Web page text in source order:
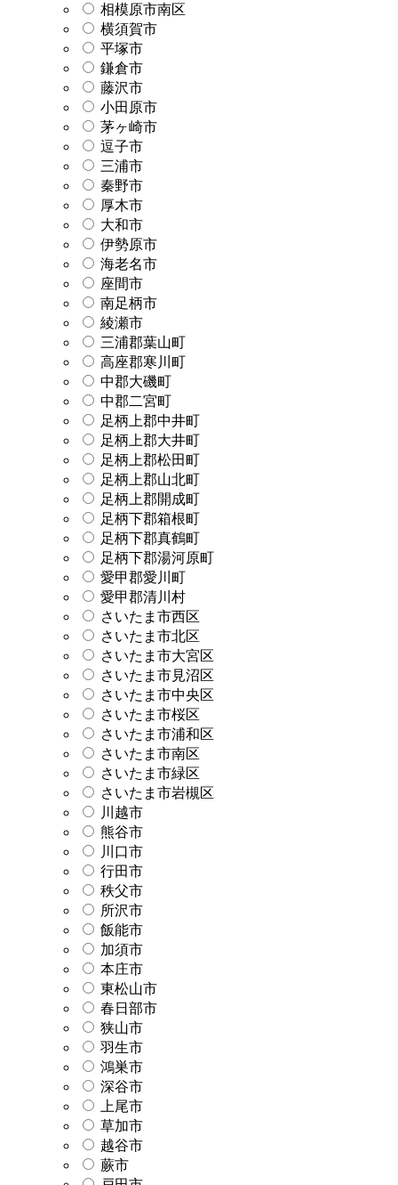
相模原市南区
横須賀市
平塚市
鎌倉市
藤沢市
小田原市
茅ヶ崎市
逗子市
三浦市
秦野市
厚木市
大和市
伊勢原市
海老名市
座間市
南足柄市
綾瀬市
三浦郡葉山町
高座郡寒川町
中郡大磯町
中郡二宮町
足柄上郡中井町
足柄上郡大井町
足柄上郡松田町
足柄上郡山北町
足柄上郡開成町
足柄下郡箱根町
足柄下郡真鶴町
足柄下郡湯河原町
愛甲郡愛川町
愛甲郡清川村
さいたま市西区
さいたま市北区
さいたま市大宮区
さいたま市見沼区
さいたま市中央区
さいたま市桜区
さいたま市浦和区
さいたま市南区
さいたま市緑区
さいたま市岩槻区
川越市
熊谷市
川口市
行田市
秩父市
所沢市
飯能市
加須市
本庄市
東松山市
春日部市
狭山市
羽生市
鴻巣市
深谷市
上尾市
草加市
越谷市
蕨市